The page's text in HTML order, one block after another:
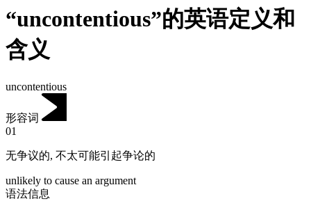
“uncontentious”的英语定义和
含义
uncontentious
形容词
01
无争议的, 不太可能引起争论的
unlikely to cause an argument
语法信息